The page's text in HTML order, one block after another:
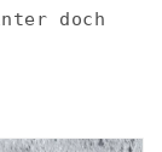
doch